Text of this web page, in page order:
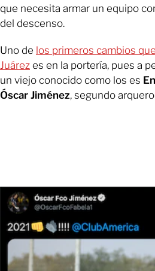
que necesita armar un equipo
del descenso.
Uno de los primeros cambios
Juárez es en la portería, pues a
un viejo conocido como los es
Óscar Jiménez, segundo